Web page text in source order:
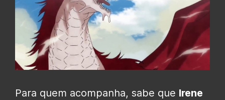
Para quem acompanha, sabe que Irene